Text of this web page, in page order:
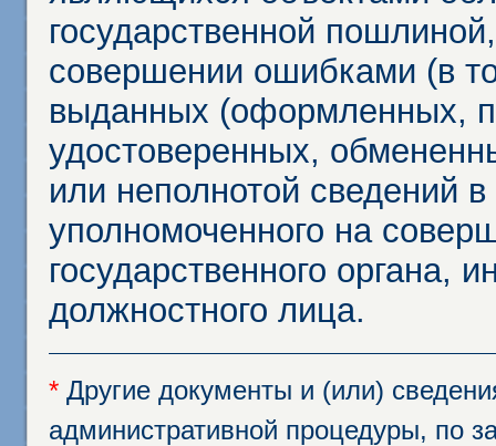
государственной
совершении ошибками (в
выданных (оформленных,
удостоверенных,
или неполнотой сведений
уполномоченного на
государственного органа,
должностного лица.
* Другие документы и (или)
административной процедуры, по